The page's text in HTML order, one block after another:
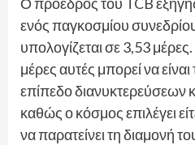
ενός παγκοσμίου
υπολογίζεται σε 3,53
μέρες αυτές μπορεί να
επίπεδο διανυκτερεύσεων
καθώς ο κόσμος επιλέγει
να παρατείνει τη διαμονή